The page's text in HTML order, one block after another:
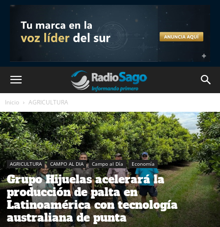
Inicio AGRICULTURA
AGRICULTURA CAMPO AL DIA Campo al Día Economía
Grupo Hijuelas acelerará la
producción de palta en
Latinoamérica con tecnología
australiana de punta